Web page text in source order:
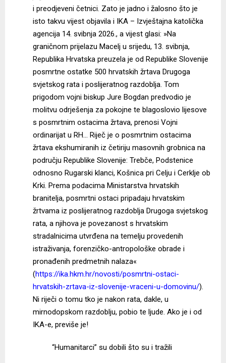
i preodjeveni četnici. Zato je jadno i žalosno što je
isto takvu vijest objavila i IKA – Izvještajna katolička
agencija 14. svibnja 2026., a vijest glasi: »Na
graničnom prijelazu Macelj u srijedu, 13. svibnja,
Republika Hrvatska preuzela je od Republike Slovenije
posmrtne ostatke 500 hrvatskih žrtava Drugoga
svjetskog rata i poslijeratnog razdoblja. Tom
prigodom vojni biskup Jure Bogdan predvodio je
molitvu odrješenja za pokojne te blagoslovio lijesove
s posmrtnim ostacima žrtava, prenosi Vojni
ordinarijat u RH… Riječ je o posmrtnim ostacima
žrtava ekshumiranih iz četiriju masovnih grobnica na
području Republike Slovenije: Trebče, Podstenice
odnosno Rugarski klanci, Košnica pri Celju i Cerklje ob
Krki. Prema podacima Ministarstva hrvatskih
branitelja, posmrtni ostaci pripadaju hrvatskim
žrtvama iz poslijeratnog razdoblja Drugoga svjetskog
rata, a njihova je povezanost s hrvatskim
stradalnicima utvrđena na temelju provedenih
istraživanja, forenzičko-antropološke obrade i
pronađenih predmetnih nalaza«
(https://ika.hkm.hr/novosti/posmrtni-ostaci-
hrvatskih-zrtava-iz-slovenije-vraceni-u-domovinu/).
Ni riječi o tomu tko je nakon rata, dakle, u
mirnodopskom razdoblju, pobio te ljude. Ako je i od
IKA-e, previše je!
“Humanitarci” su dobili što su i tražili